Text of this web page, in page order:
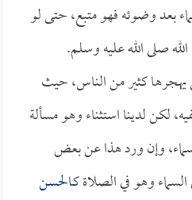
بعد وضوئه فهو متبع، حتى لو
صلى الله عليه وسلم.
يهجرها كثير من الناس، حيث
لكن لدينا استثناء وهو مسألة
وإن ورد هذا عن بعض
وهو في الصلاة كـالحسن